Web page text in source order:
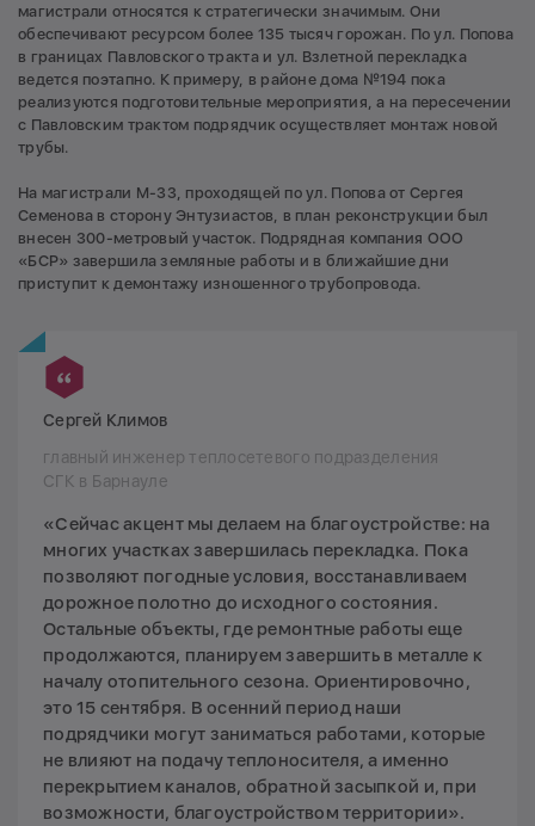
магистрали относятся к стратегически значимым. Они
обеспечивают ресурсом более 135 тысяч горожан. По ул. Попова
в границах Павловского тракта и ул. Взлетной перекладка
ведется поэтапно. К примеру, в районе дома №194 пока
реализуются подготовительные мероприятия, а на пересечении
с Павловским трактом подрядчик осуществляет монтаж новой
трубы.
На магистрали М-33, проходящей по ул. Попова от Сергея
Семенова в сторону Энтузиастов, в план реконструкции был
внесен 300-метровый участок. Подрядная компания ООО
«БСР» завершила земляные работы и в ближайшие дни
приступит к демонтажу изношенного трубопровода.
Сергей Климов
главный инженер теплосетевого подразделения
СГК в Барнауле
«Сейчас акцент мы делаем на благоустройстве: на
многих участках завершилась перекладка. Пока
позволяют погодные условия, восстанавливаем
дорожное полотно до исходного состояния.
Остальные объекты, где ремонтные работы еще
продолжаются, планируем завершить в металле к
началу отопительного сезона. Ориентировочно,
это 15 сентября. В осенний период наши
подрядчики могут заниматься работами, которые
не влияют на подачу теплоносителя, а именно
перекрытием каналов, обратной засыпкой и, при
возможности, благоустройством территории».